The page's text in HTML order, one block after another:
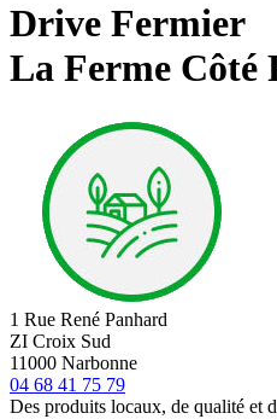
Drive Fermier
La Ferme Côté
1 Rue René Panhard
ZI Croix Sud
11000 Narbonne
04 68 41 75 79
Des produits locaux, de qualité et